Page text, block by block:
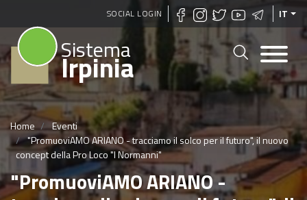
Salta
al
contenuto
principale
SOCIAL LOGIN IT
Sistema
Irpinia
Home
Eventi
"PromuoviAMO ARIANO - tracciamo il solco per il futuro", il nuovo
concept della Pro Loco "I Normanni"
"PromuoviAMO ARIANO -